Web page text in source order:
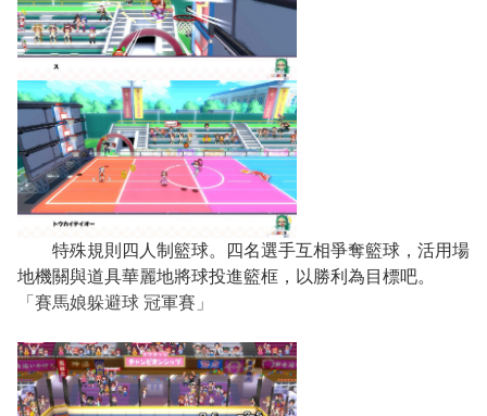
特殊規則四人制籃球。四名選手互相爭奪籃球，活用場
地機關與道具華麗地將球投進籃框，以勝利為目標吧。
「賽馬娘躲避球 冠軍賽」